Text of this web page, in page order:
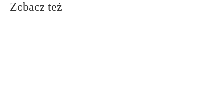
Zobacz też